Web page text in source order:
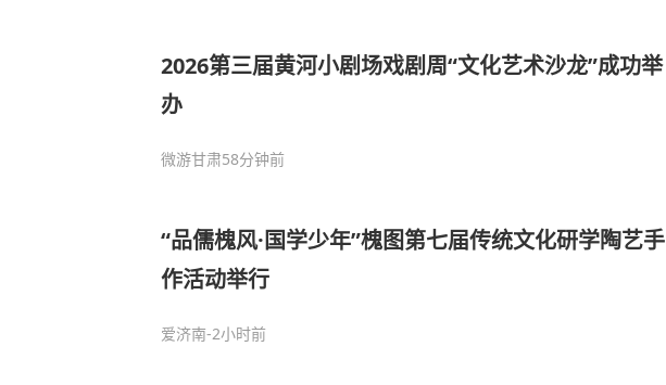
2026第三届黄河小剧场戏剧周“文化艺术沙龙”成功举
办
微游甘肃58分钟前
“品儒槐风·国学少年”槐图第七届传统文化研学陶艺手
作活动举行
爱济南-2小时前